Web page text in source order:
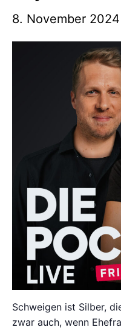
8. November
Schweigen ist Silber,
zwar auch, wenn